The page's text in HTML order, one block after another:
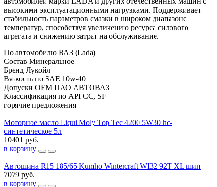
высокими эксплуатационными нагрузками. Поддерживает
стабильность параметров смазки в широком диапазоне
температур, способствуя увеличению ресурса силового
агрегата и снижению затрат на обслуживание.
По автомобилю ВАЗ (Lada)
Состав Минеральное
Бренд Лукойл
Вязкость по SAE 10w-40
Допуски OEM ПАО АВТОВАЗ
Классификация по API CC, SF
горячие предложения
Моторное масло Liqui Moly Top Tec 4200 5W30 hc-
синтетическое 5л
10401 руб.
в корзину
Автошина R15 185/65 Kumho Wintercraft WI32 92T XL шип
7079 руб.
в корзину